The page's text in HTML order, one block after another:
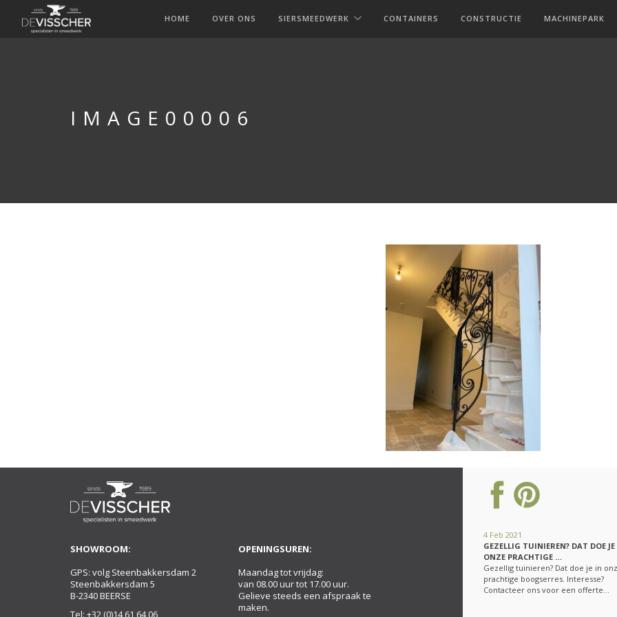
HOME OVER ONS SIERSMEEDWERK CONTAINERS CONSTRUCTIE MACHINEPARK
IMAGE00006
SHOWROOM:
GPS: volg Steenbakkersdam 2
Steenbakkersdam 5
B-2340 BEERSE
Tel: +32 (0)14 61 64 06
OPENINGSUREN:
Maandag tot vrijdag:
van 08.00 uur tot 17.00 uur.
Gelieve steeds een afspraak te
maken.
4 Feb 2021
GEZELLIG TUINIEREN? DAT DOE
ONZE PRACHTIGE …
Gezellig tuinieren? Dat doe je in
prachtige boogserres. Interesse?
Contacteer ons voor een offerte…